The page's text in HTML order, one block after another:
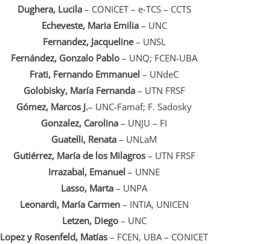
Dughera, Lucila– CONICET – e-TCS – CCTS
Echeveste, Maria Emilia– UNC
Fernandez, Jacqueline– UNSL
Fernández, Gonzalo Pablo – UNQ; FCEN-UBA
Frati, Fernando Emmanuel – UNdeC
Golobisky, María Fernanda– UTN FRSF
Gómez, Marcos J.– UNC-Famaf; F. Sadosky
Gonzalez, Carolina – UNJU – FI
Guatelli, Renata – UNLaM
Gutiérrez, María de los Milagros– UTN FRSF
Irrazabal, Emanuel – UNNE
Lasso, Marta – UNPA
Leonardi, María Carmen– INTIA, UNICEN
Letzen, Diego– UNC
Lopez y Rosenfeld, Matías – FCEN, UBA – CONICET